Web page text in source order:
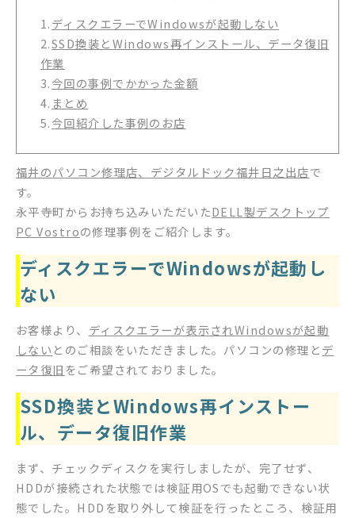
1.ディスクエラーでWindowsが起動しない
2.SSD換装とWindows再インストール、データ復旧
作業
3.今回の事例でかかった金額
4. まとめ
5.今回紹介した事例のお店
福井のパソコン修理店、デジタルドック福井日之出店で
す。
永平寺町からお持ち込みいただいたDELL製デスクトップ
PC Vostroの修理事例をご紹介します。
ディスクエラーでWindowsが起動し
ない
お客様より、 ディスクエラーが表示されWindowsが起動
しない とのご相談をいただきました。パソコンの修理とデ
ータ復旧 をご希望されておりました。
SSD換装とWindows再インストー
ル、データ復旧作業
まず、チェックディスクを実行しましたが、完了せず、
HDDが接続された状態では検証用OSでも起動できない状
態でした。HDDを取り外して検証を行ったところ、検証用